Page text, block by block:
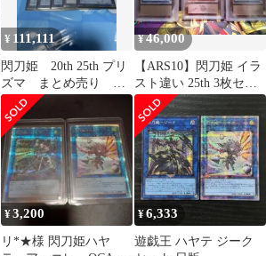
¥ 111,111
閃刀姫 20th 25th プリ
ズマ まとめ売り
8/11まで出品
¥46,000
【ARS10】閃刀姫 イラ
スト違い 25th 3枚セッ
ト psa10相当
¥3,200
リ*★様 閃刀姫ハヤ
¥6,333
遊戯王 ハヤテ ジーク